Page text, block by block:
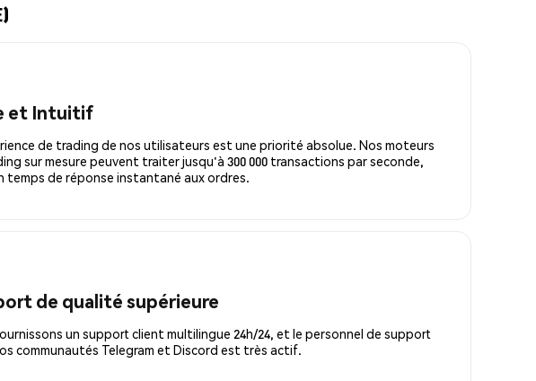
et Intuitif
de trading de nos utilisateurs est une priorité absolue. Nos moteurs
sur mesure peuvent traiter jusqu'à 300 000 transactions par seconde,
temps de réponse instantané aux ordres.
de qualité supérieure
un support client multilingue 24h/24, et le personnel de support
communautés Telegram et Discord est très actif.